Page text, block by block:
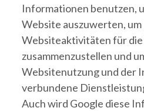
Informationen benutzen,
Website auszuwerten,
Websiteaktivitäten für
zusammenzustellen und
Websitenutzung und der
verbundene
Auch wird Google diese